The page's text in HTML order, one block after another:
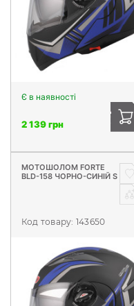
Є в наявності
2 139 грн
МОТОШОЛОМ FORTE
BLD-158 ЧОРНО-СИНІЙ S
Код товару: 143650